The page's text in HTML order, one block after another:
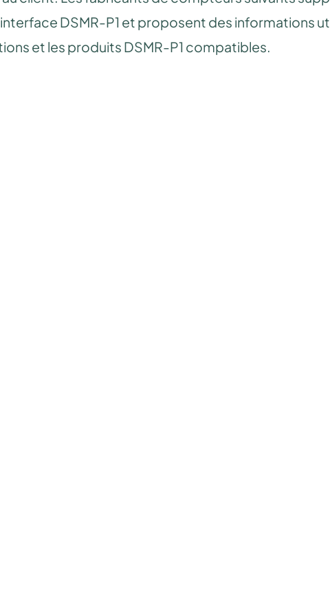
DSMR-P1 et proposent des informations
et les produits DSMR-P1 compatibles.